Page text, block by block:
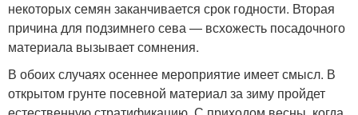
некоторых семян заканчивается срок годности. Вторая
причина для подзимнего сева — всхожесть посадочного
материала вызывает сомнения.
В обоих случаях осеннее мероприятие имеет смысл. В
открытом грунте посевной материал за зиму пройдет